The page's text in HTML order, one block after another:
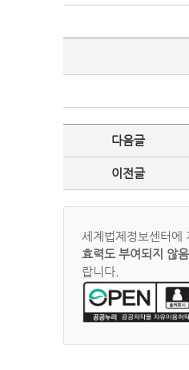
다음글
이전글
세계법제정보센터에
효력도 부여되지 않
랍니다.